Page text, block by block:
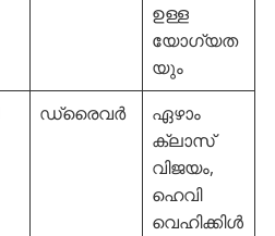
ഉള്ള
യോഗ്യത
യും
ഡ്രൈവര്‍
ഏഴാം
ക്ലാസ്
വിജയം,
ഹെവി
വെഹിക്കിള്‍